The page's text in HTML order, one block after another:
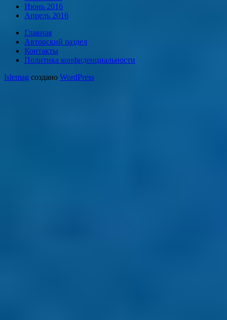
Июнь 2016
Апрель 2016
Главная
Авторский раздел
Контакты
Политика конфиденциальности
Islemag создано WordPress